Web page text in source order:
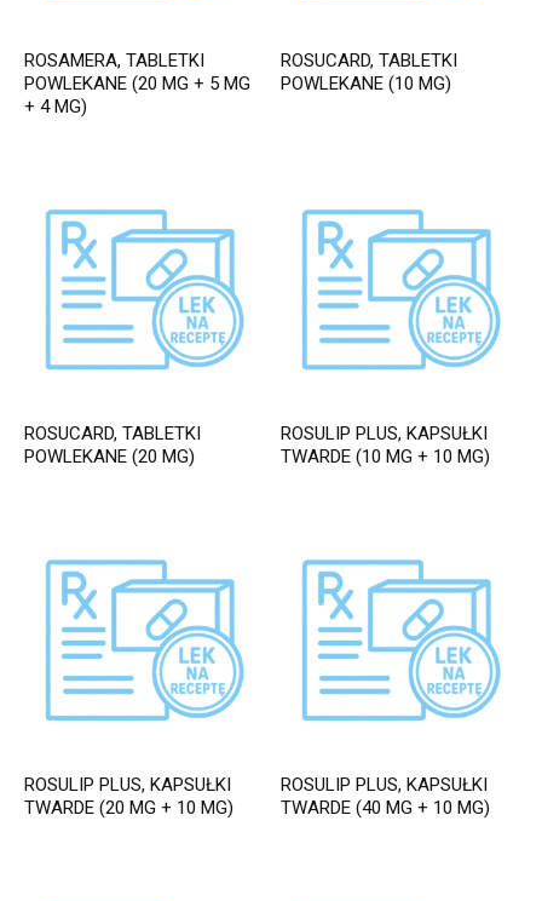
ROSAMERA, TABLETKI
POWLEKANE (20 MG + 5 MG
+ 4 MG)
ROSUCARD, TABLETKI
POWLEKANE (10 MG)
ROSUCARD, TABLETKI
POWLEKANE (20 MG)
ROSULIP PLUS, KAPSUŁKI
TWARDE (10 MG + 10 MG)
ROSULIP PLUS, KAPSUŁKI
TWARDE (20 MG + 10 MG)
ROSULIP PLUS, KAPSUŁKI
TWARDE (40 MG + 10 MG)